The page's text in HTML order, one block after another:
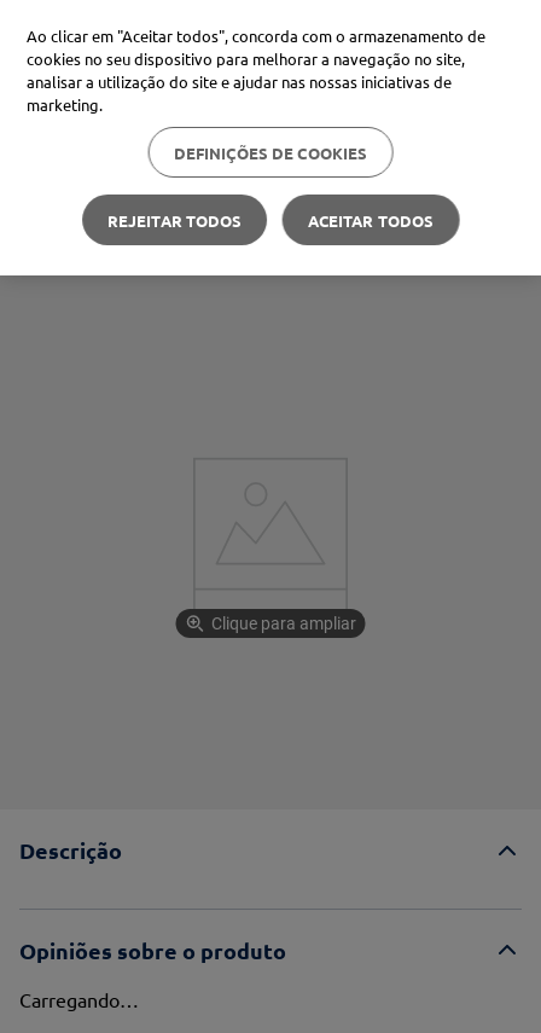
Carteira Médis Poupe nas suas compras
Clique para ampliar
Descrição
Opiniões sobre o produto
Carregando…
Ao clicar em "Aceitar todos", concorda com o armazenamento de
cookies no seu dispositivo para melhorar a navegação no site,
analisar a utilização do site e ajudar nas nossas iniciativas de
marketing.
DEFINIÇÕES DE COOKIES
REJEITAR TODOS ACEITAR TODOS